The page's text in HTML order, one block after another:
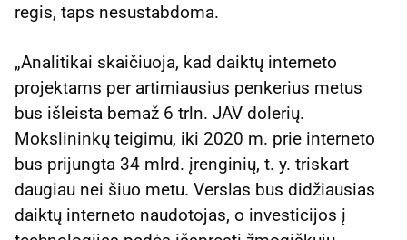
regis, taps nesustabdoma.
„Analitikai skaičiuoja, kad daiktų interneto
projektams per artimiausius penkerius metus
bus išleista bemaž 6 trln. JAV dolerių.
Mokslininkų teigimu, iki 2020 m. prie interneto
bus prijungta 34 mlrd. įrenginių, t. y. triskart
daugiau nei šiuo metu. Verslas bus didžiausias
daiktų interneto naudotojas, o investicijos į